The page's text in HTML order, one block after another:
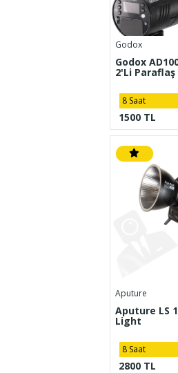
Godox
Godox
2'Li Paraflaş
8 Saat
1500 TL
Aputure
Aputure LS
Light
8 Saat
2800 TL